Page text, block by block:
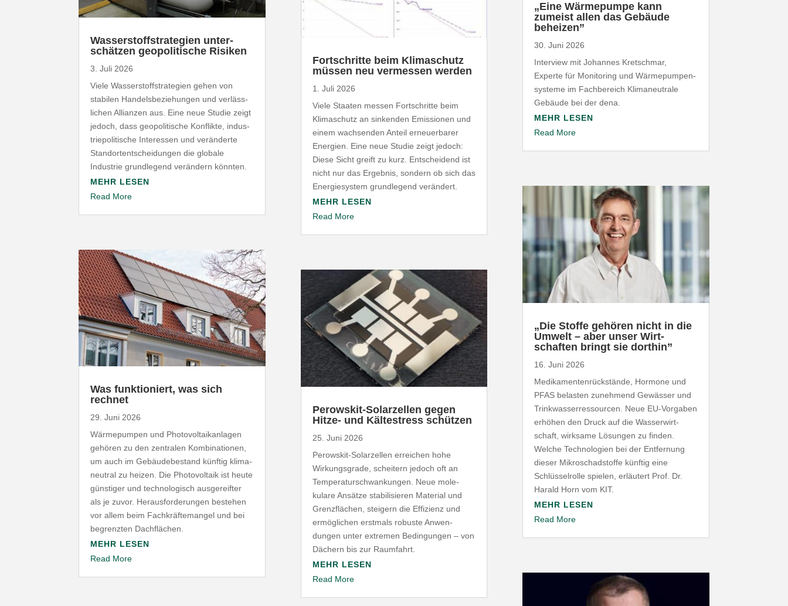
Wasser­stoff­stra­tegien unter­
schätzen geopo­li­tische Risiken
3. Juli 2026
Viele Wasser­stoff­stra­tegien gehen von
stabilen Handels­be­zie­hungen und verläss­
lichen Allianzen aus. Eine neue Studie zeigt
jedoch, dass geopo­li­tische Konflikte, indus­
trie­po­li­tische Inter­essen und verän­derte
Stand­ort­ent­schei­dungen die globale
Industrie grund­legend verändern könnten.
MEHR LESEN
Read More
Was funk­tio­niert, was sich
rechnet
29. Juni 2026
Wärme­pumpen und Photo­vol­ta­ik­an­lagen
gehören zu den zentralen Kombi­na­tionen,
um auch im Gebäu­de­be­stand künftig klima­
neutral zu heizen. Die Photo­voltaik ist heute
günstiger und tech­no­lo­gisch ausge­reifter
als je zuvor. Heraus­for­de­rungen bestehen
vor allem beim Fach­kräf­te­mangel und bei
begrenzten Dachflächen.
MEHR LESEN
Read More
Fort­schritte beim Klima­schutz
müssen neu vermessen werden
1. Juli 2026
Viele Staaten messen Fort­schritte beim
Klima­schutz an sinkenden Emis­sionen und
einem wach­senden Anteil erneu­er­barer
Energien. Eine neue Studie zeigt jedoch:
Diese Sicht greift zu kurz. Entscheidend ist
nicht nur das Ergebnis, sondern ob sich das
Ener­gie­system grund­legend verändert.
MEHR LESEN
Read More
Perowskit-​Solarzellen gegen
Hitze- und Kälte­stress schützen
25. Juni 2026
Perowskit-​Solarzellen erreichen hohe
Wirkungs­grade, scheitern jedoch oft an
Tempe­ra­tur­schwan­kungen. Neue mole­
kulare Ansätze stabi­li­sieren Material und
Grenz­flächen, steigern die Effizienz und
ermög­lichen erstmals robuste Anwen­
dungen unter extremen Bedin­gungen – von
Dächern bis zur Raumfahrt.
MEHR LESEN
Read More
„Eine Wärme­pumpe kann
zumeist allen das Gebäude
beheizen”
30. Juni 2026
Interview mit Johannes Kret­schmar,
Experte für Moni­toring und Wärme­pum­pen­
systeme im Fach­be­reich Klima­neu­trale
Gebäude bei der dena.
MEHR LESEN
Read More
„Die Stoffe gehören nicht in die
Umwelt – aber unser Wirt­
schaften bringt sie dorthin”
16. Juni 2026
Medi­ka­men­ten­rück­stände, Hormone und
PFASbelasten zunehmend Gewässer und
Trink­was­ser­res­sourcen. Neue EU-​Vorgaben
erhöhen den Druck auf die Wasser­wirt­
schaft, wirksame Lösungen zu finden.
Welche Tech­no­logien bei der Entfernung
dieser Mikro­schad­stoffe künftig eine
Schlüs­sel­rolle spielen, erläutert Prof. Dr.
Harald Horn vom KIT.
MEHR LESEN
Read More